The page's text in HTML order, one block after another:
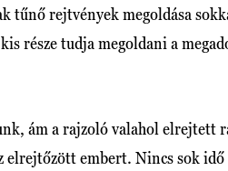
tűnő rejtvények megoldása
része tudja megoldani a
ám a rajzoló valahol elrejtett
embert. Nincs sok